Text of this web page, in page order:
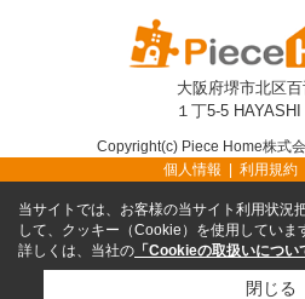
大阪府堺市北区
１丁5-5 HAYASHI
Copyright(c) Piece Home株式
個人情報
利用規約
当サイトでは、お客様の当サイト利用状況
して、クッキー（Cookie）を使用していま
詳しくは、当社の 「Cookieの取扱いについ
閉じる